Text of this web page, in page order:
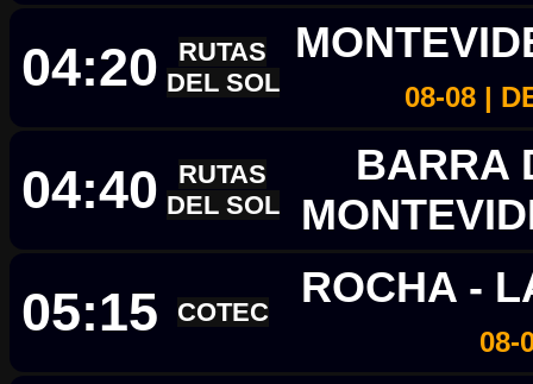
04:20
RUTAS
DEL SOL
08-08 |
04:40
RUTAS
DEL SOL
BARRA
05:15 COTEC
ROCHA -
08-